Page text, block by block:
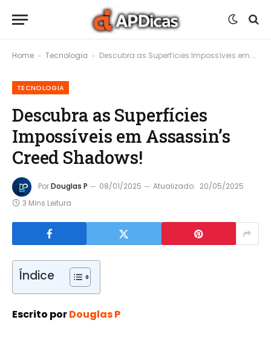
Home - Tecnologia - Descubra as Superfícies Impossíveis em Assassin’s Creed Shadows!
TECNOLOGIA
Descubra as Superfícies
Impossíveis em Assassin’s
Creed Shadows!
PorDouglas P 08/01/2025 Atualizado: 20/05/2025
3 Mins Leitura
Índice
Escrito porDouglas P